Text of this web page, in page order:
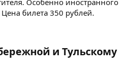
билета 350 рублей.
и Тульскому